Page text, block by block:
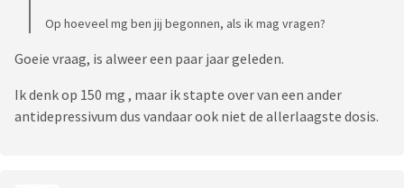
Op hoeveel mg ben jij begonnen, als ik mag vragen?
Goeie vraag, is alweer een paar jaar geleden.
Ik denk op 150 mg , maar ik stapte over van een ander
antidepressivum dus vandaar ook niet de allerlaagste dosis.